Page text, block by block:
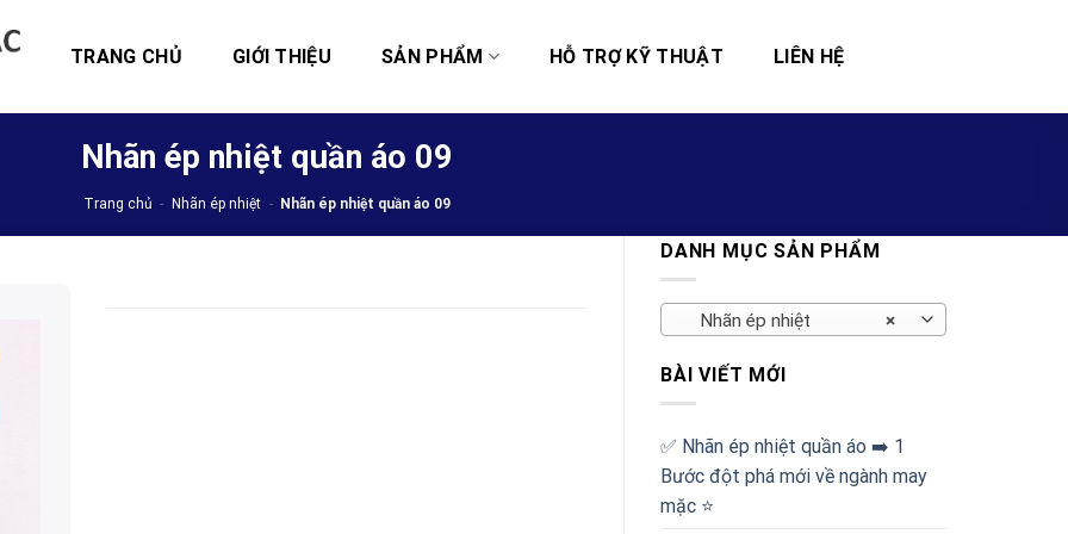
TRANG CHỦ GIỚI THIỆU SẢN PHẨM HỖ TRỢ KỸ THUẬT LIÊN HỆ
Nhãn ép nhiệt quần áo 09
Trang chủ - Nhãn ép nhiệt - Nhãn ép nhiệt quần áo 09
DANH MỤC SẢN PHẨM
×
Nhãn ép nhiệt
BÀI VIẾT MỚI
✅‪ Nhãn ép nhiệt quần áo ➡️ 1
Bước đột phá mới về ngành may
mặc ⭐️